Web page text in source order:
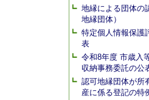
地縁による団体の
地縁団体）
特定個人情報保護
表
令和8年度 市歳入
収納事務委託の公
認可地縁団体が所
産に係る登記の特